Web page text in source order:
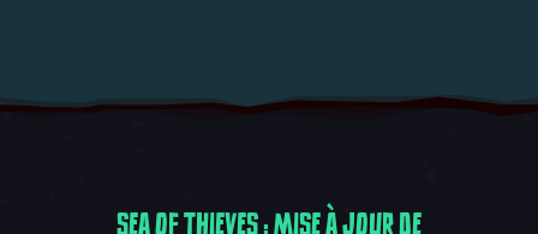
SEA OF THIEVES : MISE À JOUR DE